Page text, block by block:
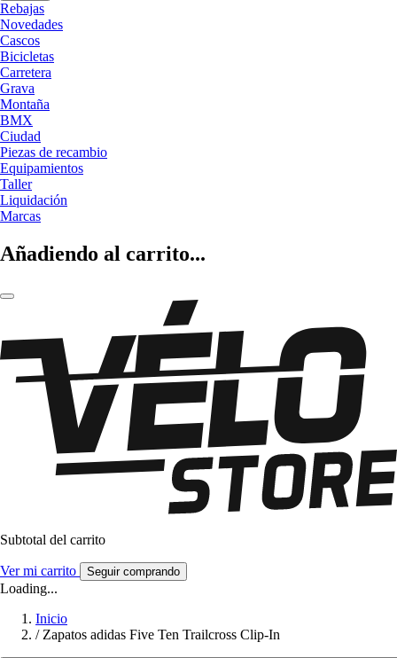
Rebajas
Novedades
Cascos
Bicicletas
Carretera
Grava
Montaña
BMX
Ciudad
Piezas de recambio
Equipamientos
Taller
Liquidación
Marcas
Añadiendo al carrito...
Subtotal del carrito
Ver mi carrito Seguir comprando
Loading...
Inicio
/ Zapatos adidas Five Ten Trailcross Clip-In